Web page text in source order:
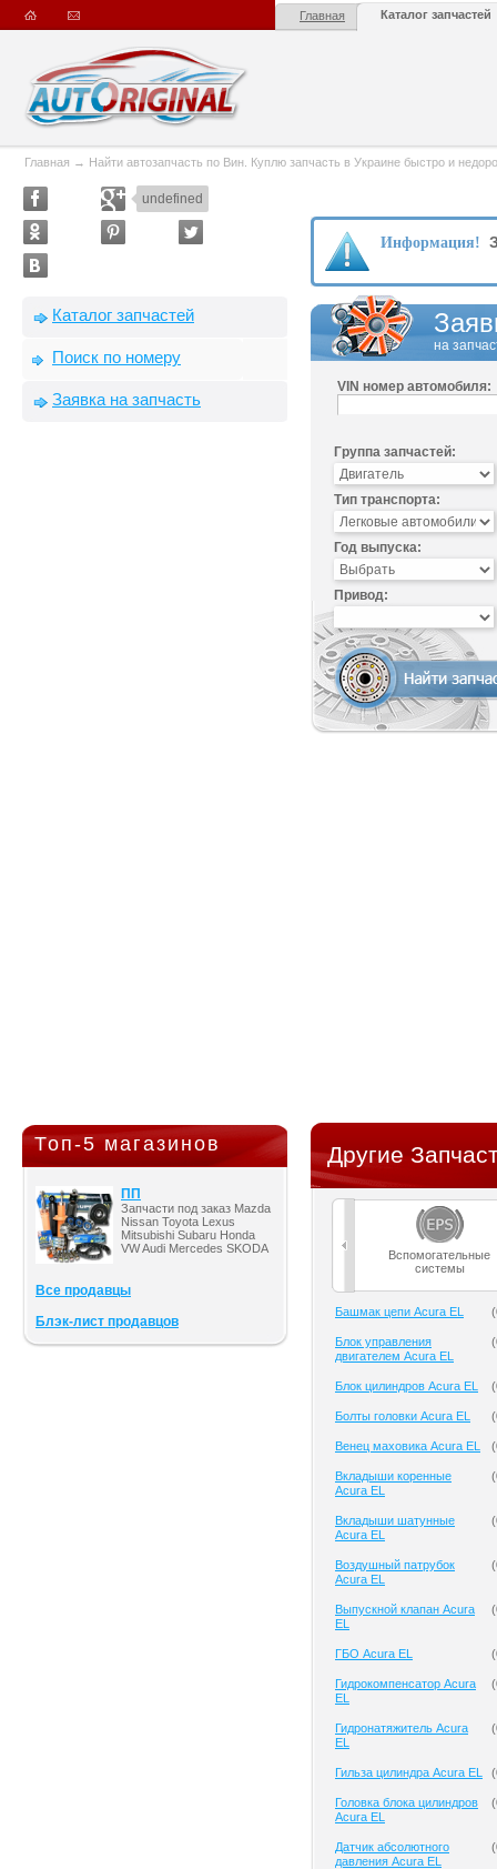
Главная Каталог запчастей
Главная → Найти автозапчасть по Вин. Куплю запчасть в Украине быстро и
undefined
Каталог запчастей
Поиск по номеру
Заявка на запчасть
Топ-5 магазинов
ПП
Запчасти под заказ Mazda
Nissan Toyota Lexus
Mitsubishi Subaru Honda
VW Audi Mercedes SKODA
Все продавцы
Блэк-лист продавцов
Информация!
на
VIN номер автомобиля:
Группа запчастей:
Тип транспорта:
Год выпуска:
Привод:
Другие
Вспомогательные
системы
Башмак цепи Acura EL (
Блок управления
двигателем Acura EL
(
Блок цилиндров Acura EL (
Болты головки Acura EL (
Венец маховика Acura EL (
Вкладыши коренные
Acura EL
(
Вкладыши шатунные
Acura EL
(
Воздушный патрубок
Acura EL
(
Выпускной клапан Acura
EL
(
ГБО Acura EL (
Гидрокомпенсатор Acura
EL
(
Гидронатяжитель Acura
EL
(
Гильза цилиндра Acura EL (
Головка блока цилиндров
Acura EL
(
Датчик абсолютного
давления Acura EL
(